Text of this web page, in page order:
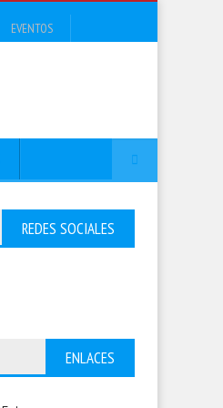
EVENTOS
REDES SOCIALES
ENLACES